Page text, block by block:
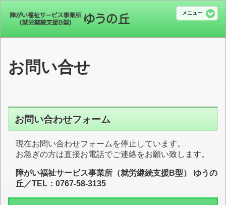
メニュー
お問い合せ
お問い合わせフォーム
現在お問い合わせフォームを停止しています。
お急ぎの方は直接お電話でご連絡をお願い致します。
障がい福祉サービス事業所（就労継続支援B型） ゆうの
丘／TEL：0767-58-3135